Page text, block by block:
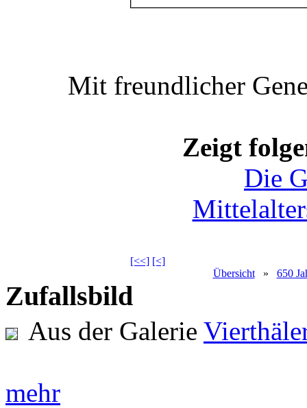
Mit freundlicher
Zeigt
Die
[<<] [<]
Übersicht» 650
Zufallsbild
Aus der Galerie
mehr